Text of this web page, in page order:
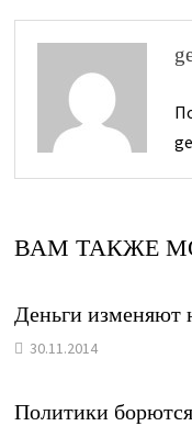
ВАМ ТАКЖЕ
Деньги изменяют
30.11.2014
Политики